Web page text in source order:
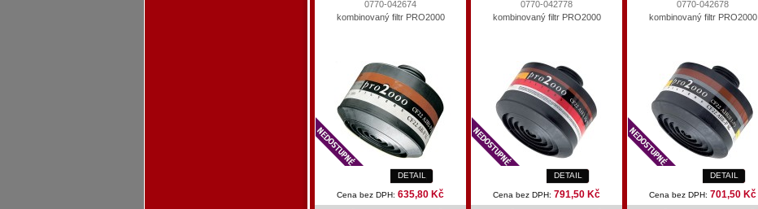
0770-042674
kombinovaný filtr PRO2000
DETAIL
Cena bez DPH: 635,80 Kč
0770-042778
kombinovaný filtr PRO2000
DETAIL
Cena bez DPH: 791,50 Kč
0770-042678
kombinovaný filtr PRO2000
DETAIL
Cena bez DPH: 701,50 Kč